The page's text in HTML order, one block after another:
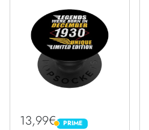
13,99€ PRIME
PRIME